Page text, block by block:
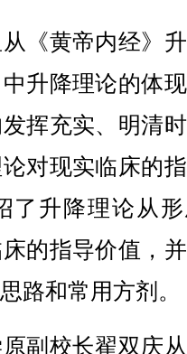
黄帝内经》
升降理论的体
挥充实、明清
对现实临床的
了升降理论从
的指导价值，
路和常用方剂。
校长翟双庆